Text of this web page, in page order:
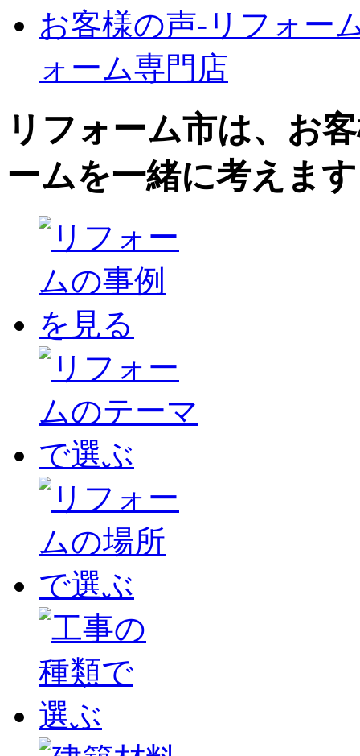
お客様の声‐リフォー
ォーム専門店
リフォーム市は、お
ームを一緒に考えま